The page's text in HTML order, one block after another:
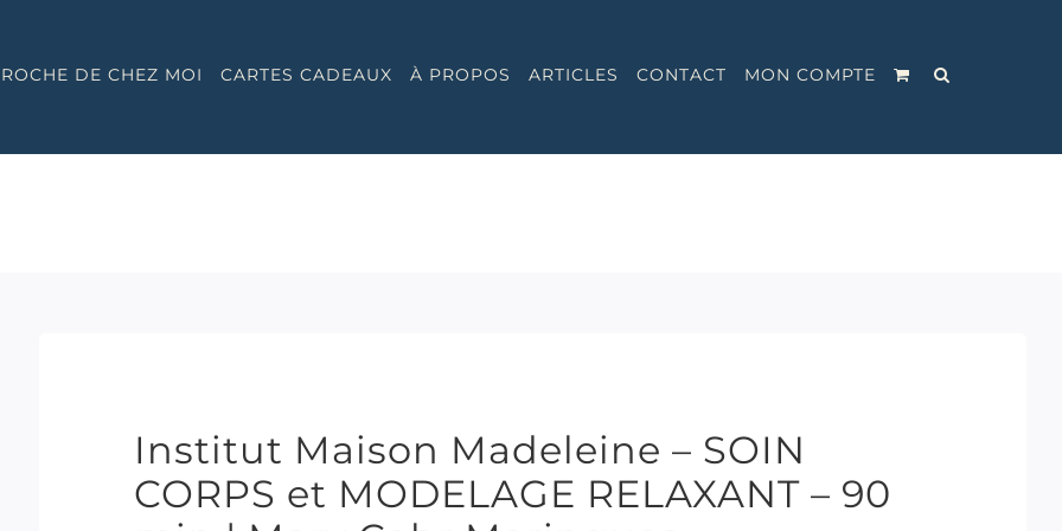
DE CHEZ MOI CARTES CADEAUX À PROPOS ARTICLES CONTACT MON COMPTE
Institut Maison Madeleine – SOIN
CORPS et MODELAGE RELAXANT – 90